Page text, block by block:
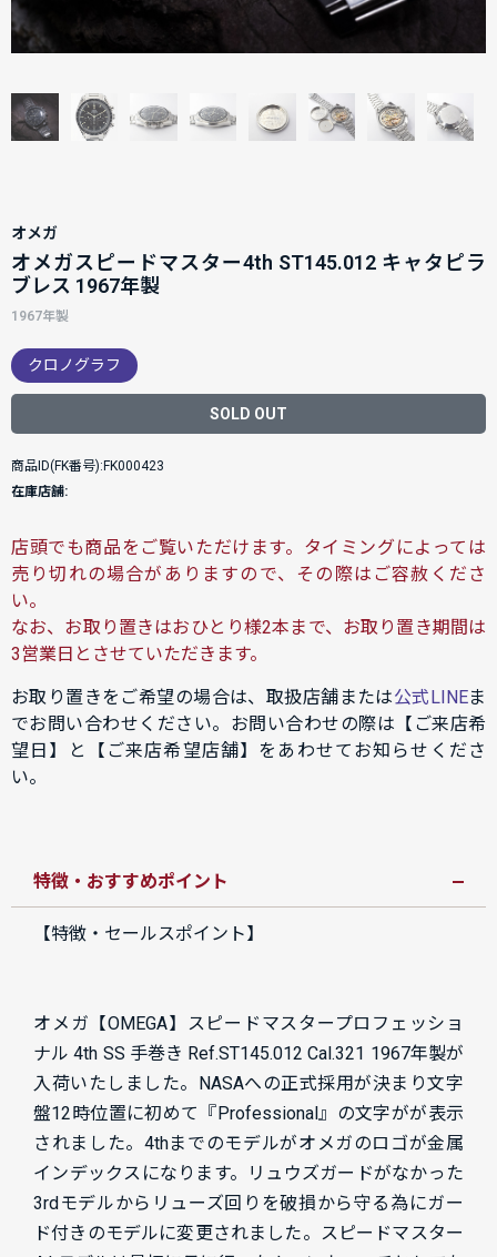
オメガ
オメガスピードマスター4th ST145.012 キャタピラ
ブレス 1967年製
1967年製
クロノグラフ
SOLD OUT
商品ID(FK番号):FK000423
在庫店舗:
店頭でも商品をご覧いただけます。タイミングによっては
売り切れの場合がありますので、その際はご容赦くださ
い。
なお、お取り置きはおひとり様2本まで、お取り置き期間は
3営業日とさせていただきます。
お取り置きをご希望の場合は、取扱店舗または公式LINEま
でお問い合わせください。お問い合わせの際は【ご来店希
望日】と【ご来店希望店舗】をあわせてお知らせくださ
い。
特徴・おすすめポイント
【特徴・セールスポイント】
オメガ【OMEGA】スピードマスタープロフェッショ
ナル 4th SS 手巻き Ref.ST145.012 Cal.321 1967年製が
入荷いたしました。NASAへの正式採用が決まり文字
盤12時位置に初めて『Professional』の文字がが表示
されました。4thまでのモデルがオメガのロゴが金属
インデックスになります。リュウズガードがなかった
3rdモデルからリューズ回りを破損から守る為にガー
ド付きのモデルに変更されました。スピードマスター